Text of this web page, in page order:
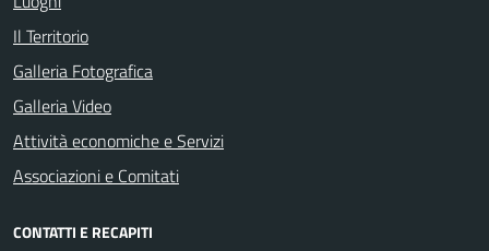
Il Territorio
Galleria Fotografica
Galleria Video
Attività economiche e Servizi
Associazioni e Comitati
CONTATTI E RECAPITI